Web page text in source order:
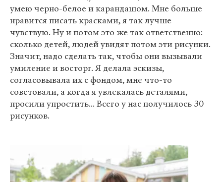
умею черно-белое и карандашом. Мне больше
нравится писать красками, я так лучше
чувствую. Ну и потом это же так ответственно:
сколько детей, людей увидят потом эти рисунки.
Значит, надо сделать так, чтобы они вызывали
умиление и восторг. Я делала эскизы,
согласовывала их с фондом, мне что-то
советовали, а когда я увлекалась деталями,
просили упростить... Всего у нас получилось 30
рисунков.